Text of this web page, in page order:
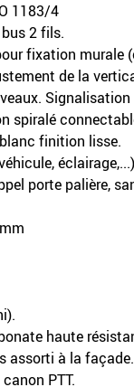
1183/4
2 fils.
fixation murale
de la
spiralé
blanc finition lisse.
porte palière,
haute
assorti à la façade.
PTT.